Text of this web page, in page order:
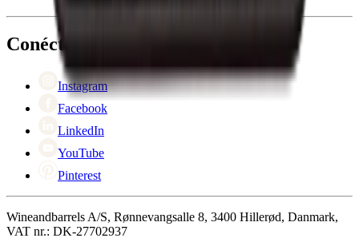
Cyber Monday
Conéctate con nosotros
Instagram
Facebook
LinkedIn
YouTube
Pinterest
Wineandbarrels A/S, Rønnevangsalle 8, 3400 Hillerød, Danmark,
VAT nr.: DK-27702937